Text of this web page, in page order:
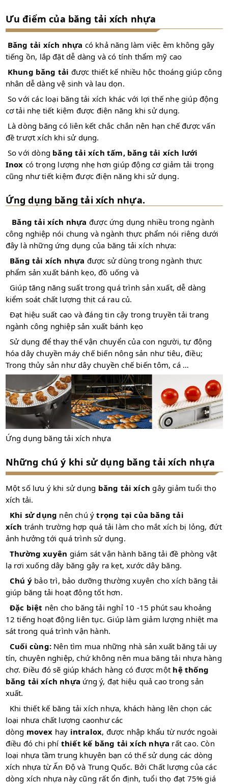
Ưu điểm của băng tải xích nhựa
Băng tải xích nhựa có khả năng làm việc êm không gây
tiếng ồn, lắp đặt dễ dàng và có tính thẩm mỹ cao
Khung băng tải được thiết kế nhiều hộc thoáng giúp công
nhân dễ dàng vệ sinh và lau dọn.
So với các loại băng tải xích khác với lợi thế nhẹ giúp động
cơ tải nhẹ tiết kiệm được điện năng khi sử dụng.
Là dòng băng có liên kết chắc chắn nên hạn chế được vấn
đề trượt xích khi sử dụng.
So với dòng băng tải xích tấm, băng tải xích lưới
Inox có trọng lượng nhẹ hơn giúp động cơ giảm tải trọng
cũng như tiết kiệm được điện năng khi sử dụng.
Ứng dụng băng tải xích nhựa.
Băng tải xích nhựa được ứng dụng nhiều trong ngành
công nghiệp nói chung và ngành thực phẩm nói riêng dưới
đây là những ứng dụng của băng tải xích nhựa:
Băng tải xích nhựa được sử dùng trong ngành thực
phẩm sản xuất bánh kẹo, đồ uống và
Giúp tăng năng suất trong quá trình sản xuất, dễ dàng
kiểm soát chất lượng thịt cá rau củ.
Đạt hiệu suất cao và đáng tin cậy trong truyền tải trang
ngành công nghiệp sản xuất bánh kẹo
Sử dụng để thay thế vận chuyển của con người, tự động
hóa dây chuyền máy chế biến nông sản như tiêu, điều;
Trong thủy sản như dây chuyền chế biến tôm, cá …
Ứng dụng băng tải xích nhựa
Những chú ý khi sử dụng băng tải xích nhựa
Một số lưu ý khi sử dụng băng tải xích gây giảm tuổi thọ
xích tải.
Khi sử dụng nên chú ýtrọng tại của băng tải
xích tránh trường hợp quá tải làm cho mắt xích bị lỏng, đứt
ảnh hưởng tới quá trình sử dụng.
Thường xuyên giám sát vận hành băng tải đề phòng vật
lạ rơi xuống dây băng gây ra kẹt, xước dây băng.
Chú ýbảo trì, bảo dưỡng thường xuyên cho xích băng tải
giúp băng tải hoạt động tốt hơn.
Đặc biệt nên cho băng tải nghỉ 10 -15 phút sau khoảng
12 tiếng hoạt động liên tục. Giúp làm giảm lượng nhiệt ma
sát trong quá trình vận hành.
Cuối cùng:Nên tìm mua những nhà sản xuất băng tải uy
tín, chuyên nghiệp, chứ không nên mua băng tải nhựa hàng
chợ. Điều đó sẽ giúp khách hàng có được một hệ thống
băng tải xích nhựa ứng ý, đạt hiệu quả cao trong sản
xuất.
Khi thiết kế băng tải xích nhựa, khách hàng lên chọn các
loại nhưa chất lượng caonhư các
dòng movex hay intralox, được nhập khẩu từ nước ngoài
điều đó chi phí thiết kế băng tải xích nhựa rất cao. Còn
loại nhựa tầm trung khuyên bạn có thế sử dụng các dòng
xích nhựa từ Ấn Độ và Trung Quốc. Bởi Chất lượng của các
dòng xích nhựa này cũng rất ổn định, tuổi thọ đạt 75% giá